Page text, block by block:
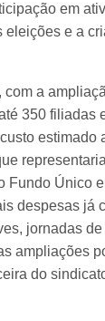
em
eleições e a
com a
350 filiadas
estimado
Fundo Único
despesas já
jornadas
ampliações
do